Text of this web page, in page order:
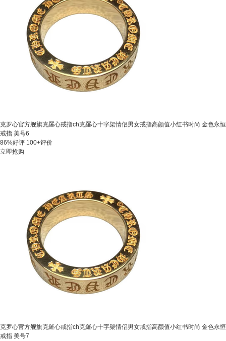
克罗心官方舰旗克羅心戒指ch克羅心十字架情侣男女戒指高颜值小红书时尚 金色永恒
戒指 美号6
86%好评 100+评价
立即抢购
克罗心官方舰旗克羅心戒指ch克羅心十字架情侣男女戒指高颜值小红书时尚 金色永恒
戒指 美号7